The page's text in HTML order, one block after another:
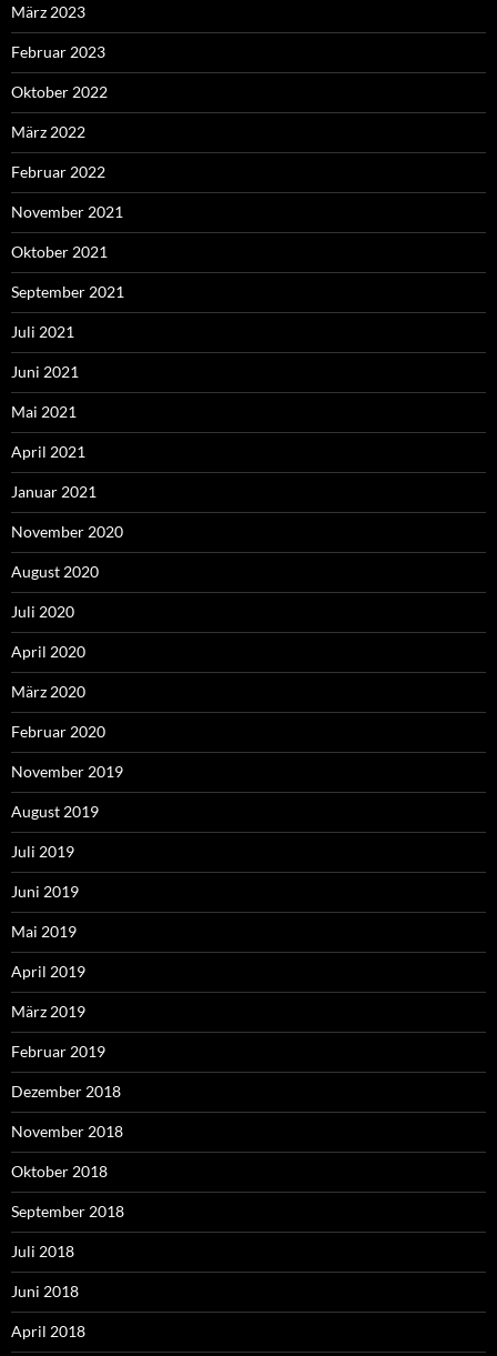
März 2023
Februar 2023
Oktober 2022
März 2022
Februar 2022
November 2021
Oktober 2021
September 2021
Juli 2021
Juni 2021
Mai 2021
April 2021
Januar 2021
November 2020
August 2020
Juli 2020
April 2020
März 2020
Februar 2020
November 2019
August 2019
Juli 2019
Juni 2019
Mai 2019
April 2019
März 2019
Februar 2019
Dezember 2018
November 2018
Oktober 2018
September 2018
Juli 2018
Juni 2018
April 2018